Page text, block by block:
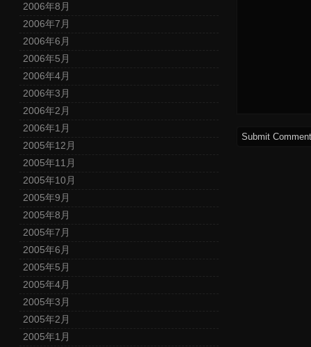
2006年8月
2006年7月
2006年6月
2006年5月
2006年4月
2006年3月
2006年2月
2006年1月
2005年12月
2005年11月
2005年10月
2005年9月
2005年8月
2005年7月
2005年6月
2005年5月
2005年4月
2005年3月
2005年2月
2005年1月